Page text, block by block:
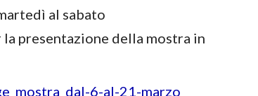
al sabato
presentazione della mostra in